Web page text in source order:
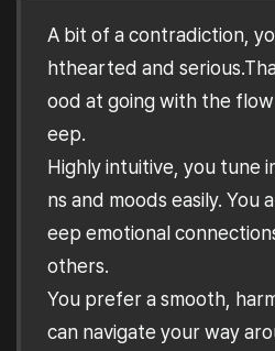
A bit of a contradiction,
hthearted and
ood at going with the
eep.
Highly intuitive, you tune
ns and moods easily. You
eep emotional
others.
You prefer a smooth,
can navigate your way